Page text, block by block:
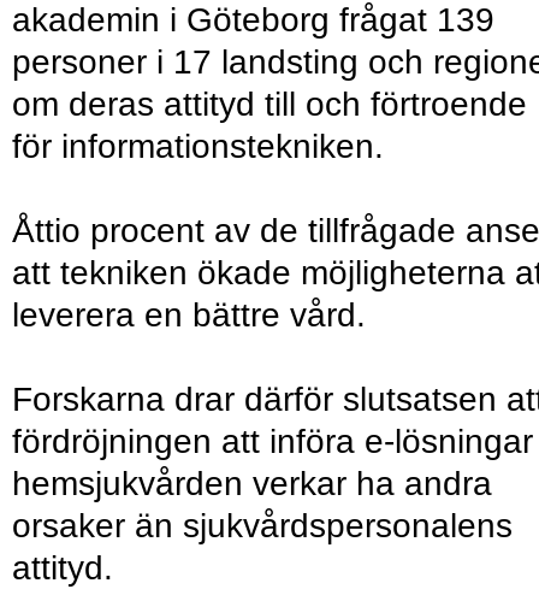
akademin i Göteborg frågat 139
personer i 17 landsting och
om deras attityd till och förtroende
för informationstekniken.
Åttio procent av de tillfrågade
att tekniken ökade möjligheterna
leverera en bättre vård.
Forskarna drar därför slutsatsen
fördröjningen att införa e-
hemsjukvården verkar ha andra
orsaker än sjukvårdspersonalens
attityd.